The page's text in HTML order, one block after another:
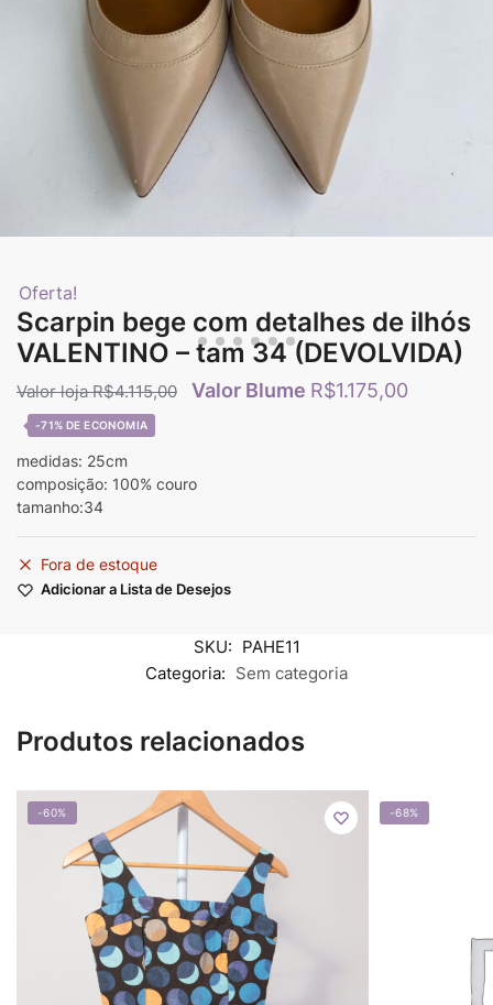
Oferta!
Scarpin bege com detalhes de ilhós
VALENTINO – tam 34 (DEVOLVIDA)
R$4.115,00 R$1.175,00
-71%
medidas: 25cm
composição: 100% couro
tamanho:34
Fora de estoque
Adicionar a Lista de Desejos
SKU: PAHE11
Categoria: Sem categoria
Produtos relacionados
-60% -68%